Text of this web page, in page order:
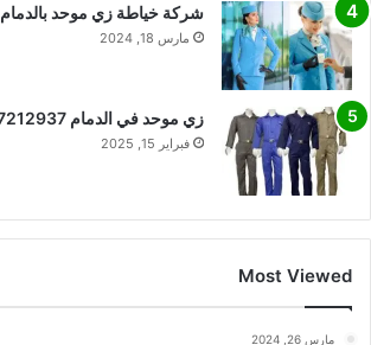
شركة خياطة زي موحد بالدمام 0597212937
مارس 18, 2024
زي موحد في الدمام 0597212937
فبراير 15, 2025
Most Viewed
مارس 26, 2024